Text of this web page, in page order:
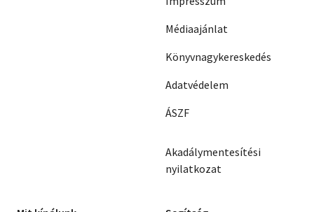
Médiaajánlat
Könyvnagykereskedés
Adatvédelem
ÁSZF
Akadálymentesítési
nyilatkozat